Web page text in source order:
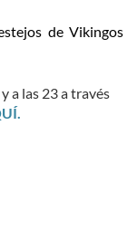
de Vikingos
a las 23 a través